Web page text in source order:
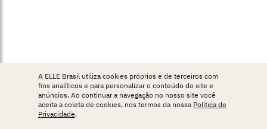
A ELLE Brasil utiliza cookies próprios e de terceiros com
fins analíticos e para personalizar o conteúdo do site e
anúncios. Ao continuar a navegação no nosso site você
aceita a coleta de cookies, nos termos da nossa Política de
Privacidade.